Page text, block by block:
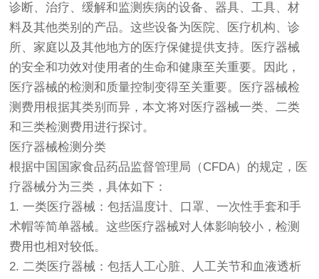
诊断、治疗、缓解和监测疾病的设备、器具、工具、材
料及其他类别的产品。这些设备为医院、医疗机构、诊
所、家庭以及其他地方的医疗保健提供支持。
医疗器械
的安全和功效对使用者的生命和健康至关重要。因此，
医疗器械的检测和质量控制变得至关重要。 医疗器械检
测费用根据其类别而异，本文将对医疗器械一类、二类
和三类检测费用进行探讨。
医疗器械检测分类
根据中国国家食品药品监督管理局（CFDA）的规定，医
疗器械分为三类，具体如下：
1. 一类医疗器械：包括温度计、口罩、一次性手套和手
术帽等简单器械。这些医疗器械对人体影响较小，检测
费用也相对较低。
2. 二类医疗器械：包括人工心脏、人工关节和血液透析